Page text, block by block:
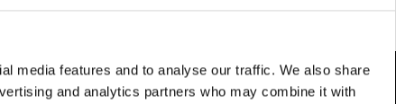
media features and to analyse our traffic. We also share
and analytics partners who may combine it with